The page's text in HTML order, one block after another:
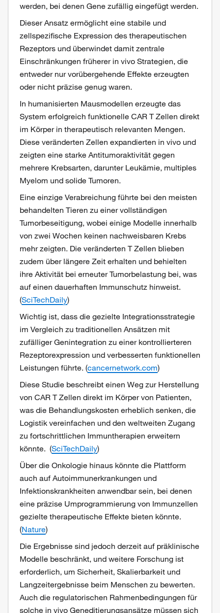
werden, bei denen Gene zufällig eingefügt werden.
Dieser Ansatz ermöglicht eine stabile und
zellspezifische Expression des therapeutischen
Rezeptors und überwindet damit zentrale
Einschränkungen früherer in vivo Strategien, die
entweder nur vorübergehende Effekte erzeugten
oder nicht präzise genug waren.
In humanisierten Mausmodellen erzeugte das
System erfolgreich funktionelle CAR T Zellen direkt
im Körper in therapeutisch relevanten Mengen.
Diese veränderten Zellen expandierten in vivo und
zeigten eine starke Antitumoraktivität gegen
mehrere Krebsarten, darunter Leukämie, multiples
Myelom und solide Tumoren.
Eine einzige Verabreichung führte bei den meisten
behandelten Tieren zu einer vollständigen
Tumorbeseitigung, wobei einige Modelle innerhalb
von zwei Wochen keinen nachweisbaren Krebs
mehr zeigten. Die veränderten T Zellen blieben
zudem über längere Zeit erhalten und behielten
ihre Aktivität bei erneuter Tumorbelastung bei, was
auf einen dauerhaften Immunschutz hinweist.
(SciTechDaily)
Wichtig ist, dass die gezielte Integrationsstrategie
im Vergleich zu traditionellen Ansätzen mit
zufälliger Genintegration zu einer kontrollierteren
Rezeptorexpression und verbesserten funktionellen
Leistungen führte. (cancernetwork.com)
Diese Studie beschreibt einen Weg zur Herstellung
von CAR T Zellen direkt im Körper von Patienten,
was die Behandlungskosten erheblich senken, die
Logistik vereinfachen und den weltweiten Zugang
zu fortschrittlichen Immuntherapien erweitern
könnte. (SciTechDaily)
Über die Onkologie hinaus könnte die Plattform
auch auf Autoimmunerkrankungen und
Infektionskrankheiten anwendbar sein, bei denen
eine präzise Umprogrammierung von Immunzellen
gezielte therapeutische Effekte bieten könnte.
(Nature)
Die Ergebnisse sind jedoch derzeit auf präklinische
Modelle beschränkt, und weitere Forschung ist
erforderlich, um Sicherheit, Skalierbarkeit und
Langzeitergebnisse beim Menschen zu bewerten.
Auch die regulatorischen Rahmenbedingungen für
solche in vivo Geneditierungsansätze müssen sich